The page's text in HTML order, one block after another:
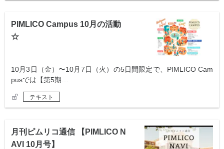
PIMLICO Campus 10月の活動
☆
10月3日（金）〜10月7日（火）の5日間限定で、PIMLICO Cam
pusでは【第5期…
テキスト
月刊ピムリコ通信 【PIMLICO N
AVI 10月号】